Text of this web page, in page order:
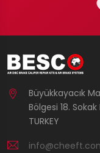
Büyükkayacık
Bölgesi 18.
TURKEY